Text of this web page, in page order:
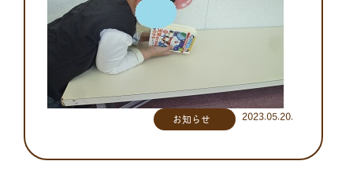
2023.05.20.
お知らせ